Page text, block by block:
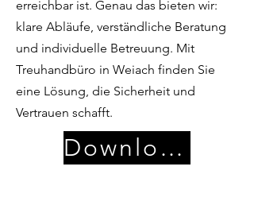
erreichbar ist. Genau das bieten wir:
klare Abläufe, verständliche Beratung
und individuelle Betreuung. Mit
Treuhandbüro in Weiach finden Sie
eine Lösung, die Sicherheit und
Vertrauen schafft.
Download